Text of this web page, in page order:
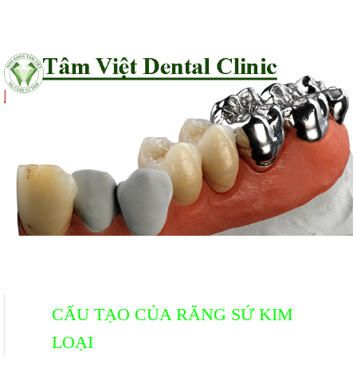
CẤU TẠO CỦA RĂNG SỨ KIM
LOẠI